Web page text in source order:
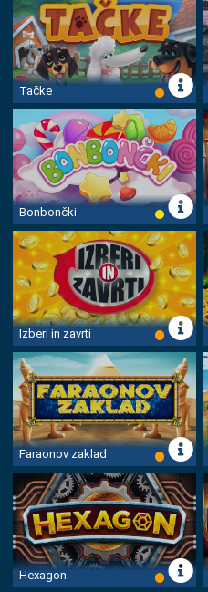
Tačke
Bonbončki
Izberi in zavrti
Faraonov zaklad
Hexagon